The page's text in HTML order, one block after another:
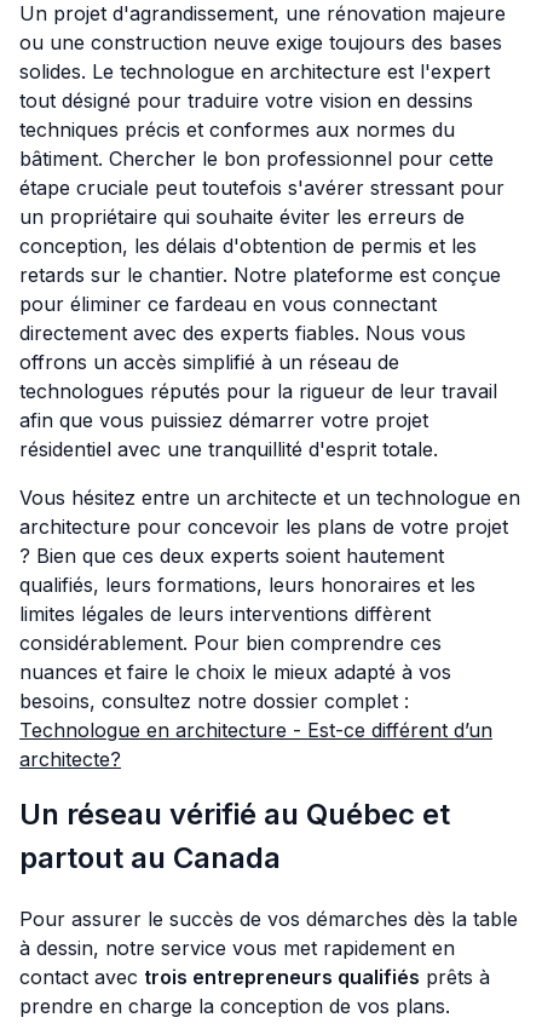
Un projet d'agrandissement, une rénovation majeure
ou une construction neuve exige toujours des bases
solides. Le technologue en architecture est l'expert
tout désigné pour traduire votre vision en dessins
techniques précis et conformes aux normes du
bâtiment. Chercher le bon professionnel pour cette
étape cruciale peut toutefois s'avérer stressant pour
un propriétaire qui souhaite éviter les erreurs de
conception, les délais d'obtention de permis et les
retards sur le chantier. Notre plateforme est conçue
pour éliminer ce fardeau en vous connectant
directement avec des experts fiables. Nous vous
offrons un accès simplifié à un réseau de
technologues réputés pour la rigueur de leur travail
afin que vous puissiez démarrer votre projet
résidentiel avec une tranquillité d'esprit totale.
Vous hésitez entre un architecte et un technologue en
architecture pour concevoir les plans de votre projet
? Bien que ces deux experts soient hautement
qualifiés, leurs formations, leurs honoraires et les
limites légales de leurs interventions diffèrent
considérablement. Pour bien comprendre ces
nuances et faire le choix le mieux adapté à vos
besoins, consultez notre dossier complet :
Technologue en architecture - Est-ce différent d’un
architecte?
Un réseau vérifié au Québec et
partout au Canada
Pour assurer le succès de vos démarches dès la table
à dessin, notre service vous met rapidement en
contact avec trois entrepreneurs qualifiés prêts à
prendre en charge la conception de vos plans.